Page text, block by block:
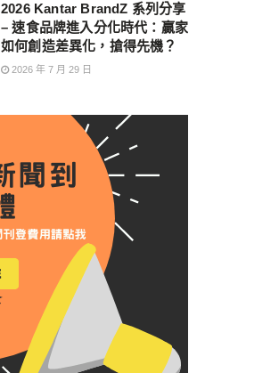
2026 Kantar BrandZ 系列分享
– 速食品牌進入分化時代：贏家
如何創造差異化，搶得先機？
2026 年 7 月 29 日